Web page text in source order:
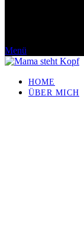
Menü
HOME
ÜBER MICH